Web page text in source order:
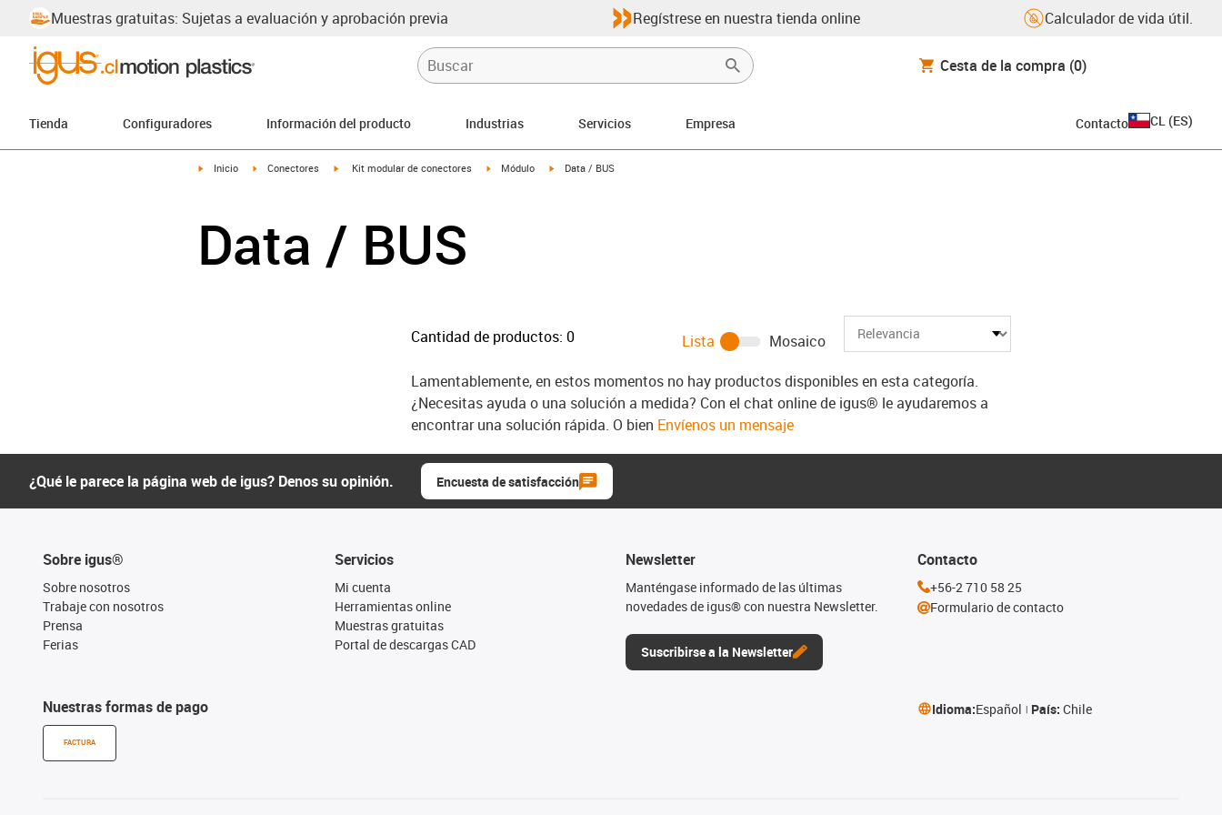
Muestras gratuitas: Sujetas a evaluación y aprobación previa Regístrese en nuestra tienda online Calculador de vida útil.
Cesta de la compra (0)
Tienda Configuradores Información del producto Industrias Servicios Empresa Contacto CL (ES)
igus-icon-arrow-right
Inicio igus-icon-arrow-right
Conectores igus-icon-arrow-right
Kit modular de conectores igus-icon-arrow-right
Módulo igus-icon-arrow-right
Data / BUS
Data / BUS
Cantidad de productos: 0 Lista
Mosaico
Lamentablemente, en estos momentos no hay productos disponibles en esta categoría.
¿Necesitas ayuda o una solución a medida? Con el chat online de igus® le ayudaremos a
encontrar una solución rápida. O bien Envíenos un mensaje
¿Qué le parece la página web de igus? Denos su opinión. Encuesta de satisfacción
Sobre igus®
Sobre nosotros
Trabaje con nosotros
Prensa
Ferias
Nuestras formas de pago
FACTURA
Servicios
Mi cuenta
Herramientas online
Muestras gratuitas
Portal de descargas CAD
Newsletter
Manténgase informado de las últimas
novedades de igus® con nuestra Newsletter.
Suscribirse a la Newsletter
Contacto
+56-2 710 58 25
Formulario de contacto
Idioma:Español País: Chile